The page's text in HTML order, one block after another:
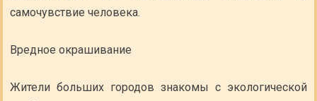
самочувствие человека.
Вредное окрашивание
Жители больших городов знакомы с экологической